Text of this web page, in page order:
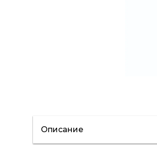
Описание